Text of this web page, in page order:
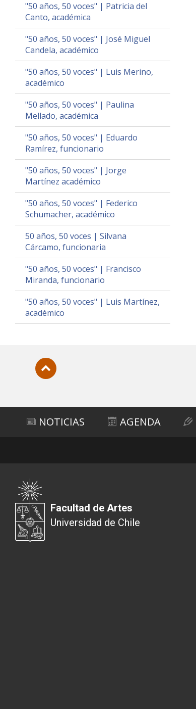
"50 años, 50 voces" | Patricia del
Canto, académica
"50 años, 50 voces" | José Miguel
Candela, académico
"50 años, 50 voces" | Luis Merino,
académico
"50 años, 50 voces" | Paulina
Mellado, académica
"50 años, 50 voces" | Eduardo
Ramírez, funcionario
"50 años, 50 voces" | Jorge
Martínez académico
"50 años, 50 voces" | Federico
Schumacher, académico
50 años, 50 voces | Silvana
Cárcamo, funcionaria
"50 años, 50 voces" | Francisco
Miranda, funcionario
"50 años, 50 voces" | Luis Martínez,
académico
NOTICIAS AGENDA
Facultad de Artes
Universidad de Chile